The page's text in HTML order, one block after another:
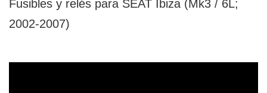
Fusibles y relés para SEAT Ibiza (Mk3 / 6L;
2002-2007)